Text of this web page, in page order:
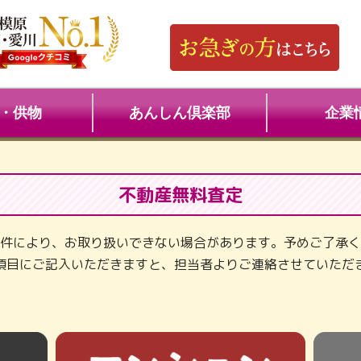
供物 あんしん倶楽部 企業
不動産無料査定
により、お取り扱いできない場合があります。予めご了承
目にご記入いただきますと、担当者よりご連絡させていただ